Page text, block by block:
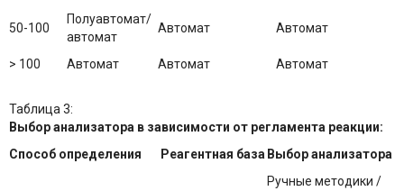
50-100
Полуавтомат/
автомат
Автомат Автомат
> 100 Автомат Автомат Автомат
Таблица 3:
Выбор анализатора в зависимости от регламента реакции:
Способ определения
Реагентная база Выбор анализатора
Ручные методики /